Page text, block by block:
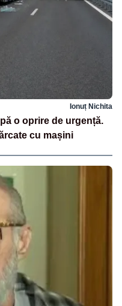
Ionuț Nichita
o oprire de urgență.
cu mașini